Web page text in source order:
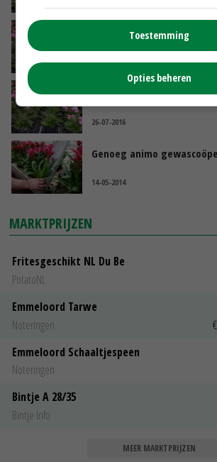
Vrijstelling groeiremmer in
26-07-2016
Vrijstelling groeiremmer
26-07-2016
Genoeg animo
14-05-2014
MARKTPRIJZEN
Fritesgeschikt NL Du Be
PotatoNL
Emmeloord Tarwe
Noteringen
Emmeloord Schaaltjespeen
Noteringen
Bintje A 28/35
Bintje Info
MEER MARKTPRIJZEN
Toestemming
Opties beheren